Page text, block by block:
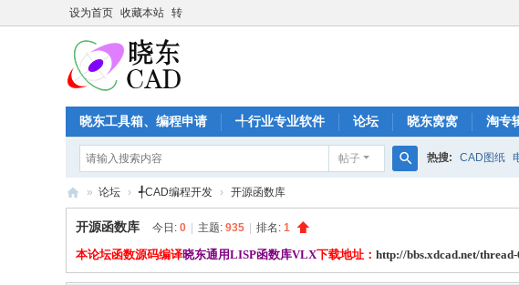
设为首页 收藏本站 转
晓东工具箱、编程申请 ╃行业专业软件 论坛 晓东窝窝 淘专
帖子
索
热搜: CAD图纸
晓
C
» 论坛 › ╃CAD编程开发 › 开源函数库
开源函数库 今日: 0 主题: 935 排名: 1
本论坛函数源码编译晓东通用LISP函数库VLX下载地址： http://bbs.xdcad.net/